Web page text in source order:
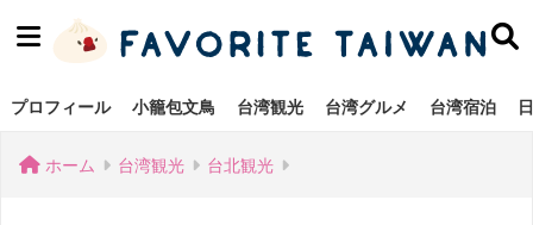
プロフィール 小籠包文鳥 台湾観光 台湾グルメ 台湾宿泊
ホーム 台湾観光 台北観光